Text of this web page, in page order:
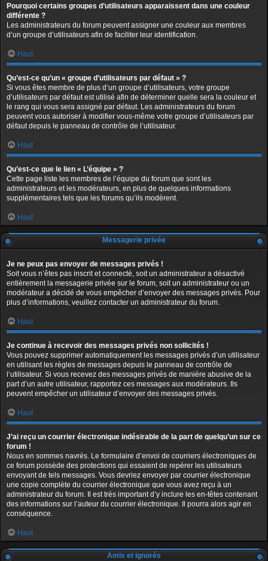
Pourquoi certains groupes d’utilisateurs apparaissent dans une couleur
différente ?
Les administrateurs du forum peuvent assigner une couleur aux membres
d’un groupe d’utilisateurs afin de faciliter leur identification.
Haut
Qu’est-ce qu’un « groupe d’utilisateurs par défaut » ?
Si vous êtes membre de plus d’un groupe d’utilisateurs, votre groupe
d’utilisateurs par défaut est utilisé afin de déterminer quelle sera la couleur et
le rang qui vous sera assigné par défaut. Les administrateurs du forum
peuvent vous autoriser à modifier vous-même votre groupe d’utilisateurs par
défaut depuis le panneau de contrôle de l’utilisateur.
Haut
Qu’est-ce que le lien « L’équipe » ?
Cette page liste les membres de l’équipe du forum que sont les
administrateurs et les modérateurs, en plus de quelques informations
supplémentaires tels que les forums qu’ils modèrent.
Haut
Messagerie privée
Je ne peux pas envoyer de messages privés !
Soit vous n’êtes pas inscrit et connecté, soit un administrateur a désactivé
entièrement la messagerie privée sur le forum, soit un administrateur ou un
modérateur a décidé de vous empêcher d’envoyer des messages privés. Pour
plus d’informations, veuillez contacter un administrateur du forum.
Haut
Je continue à recevoir des messages privés non sollicités !
Vous pouvez supprimer automatiquement les messages privés d’un utilisateur
en utilisant les règles de messages depuis le panneau de contrôle de
l’utilisateur. Si vous recevez des messages privés de manière abusive de la
part d’un autre utilisateur, rapportez ces messages aux modérateurs. Ils
peuvent empêcher un utilisateur d’envoyer des messages privés.
Haut
J’ai reçu un courrier électronique indésirable de la part de quelqu’un sur ce
forum !
Nous en sommes navrés. Le formulaire d’envoi de courriers électroniques de
ce forum possède des protections qui essaient de repérer les utilisateurs
envoyant de tels messages. Vous devriez envoyer par courrier électronique
une copie complète du courrier électronique que vous avez reçu à un
administrateur du forum. Il est très important d’y inclure les en-têtes contenant
des informations sur l’auteur du courrier électronique. Il pourra alors agir en
conséquence.
Haut
Amis et ignorés